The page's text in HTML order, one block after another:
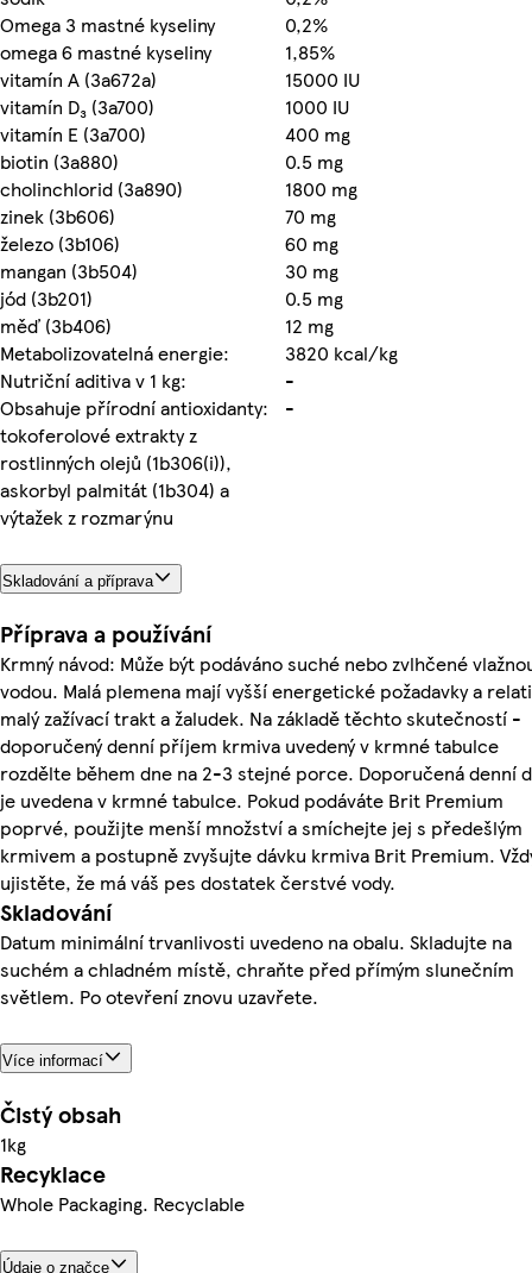
Omega 3 mastné kyseliny
0,2%
omega 6 mastné kyseliny
1,85%
vitamín A (3a672a)
15000 IU
vitamín D₃ (3a700)
1000 IU
vitamín E (3a700)
400 mg
biotin (3a880)
0.5 mg
cholinchlorid (3a890)
1800 mg
zinek (3b606)
70 mg
železo (3b106)
60 mg
mangan (3b504)
30 mg
jód (3b201)
0.5 mg
měď (3b406)
12 mg
Metabolizovatelná energie:
3820 kcal/kg
Nutriční aditiva v 1 kg:
-
Obsahuje přírodní antioxidanty:
tokoferolové extrakty z
rostlinných olejů (1b306(i)),
askorbyl palmitát (1b304) a
výtažek z rozmarýnu
-
Skladování a příprava
Příprava a používání
Krmný návod: Může být podáváno suché nebo zvlhčené
vodou. Malá plemena mají vyšší energetické požadavky a
malý zažívací trakt a žaludek. Na základě těchto skutečností -
doporučený denní příjem krmiva uvedený v krmné tabulce
rozdělte během dne na 2-3 stejné porce. Doporučená denní
je uvedena v krmné tabulce. Pokud podáváte Brit Premium
poprvé, použijte menší množství a smíchejte jej s předešlým
krmivem a postupně zvyšujte dávku krmiva Brit Premium.
ujistěte, že má váš pes dostatek čerstvé vody.
Skladování
Datum minimální trvanlivosti uvedeno na obalu. Skladujte na
suchém a chladném místě, chraňte před přímým slunečním
světlem. Po otevření znovu uzavřete.
Více informací
Čistý obsah
1kg
Recyklace
Whole Packaging. Recyclable
Údaje o značce